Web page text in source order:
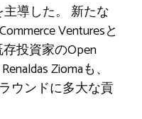
主導した。 新たな
Venturesと
投資家のOpen
Ziomaも、
ウンドに多大な貢